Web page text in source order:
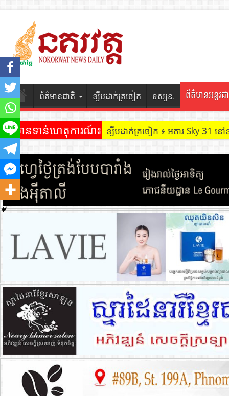
ព័ត៌មានជាតិ ខ្សឹបដាក់ត្រចៀក ទស្សនៈ ព័ត៌មានអន្តរជ
ព័ត៌មានទាន់ហេតុការណ៍៖ ខ្សឹបដាក់ត្រចៀក ៖ អគារ Sky 31